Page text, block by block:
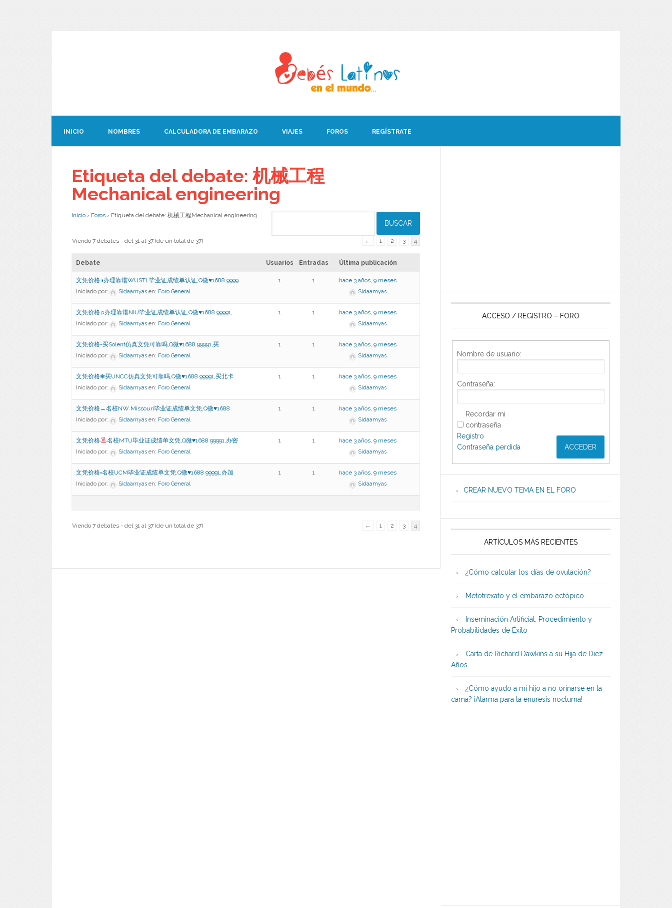
INICIO NOMBRES CALCULADORA DE EMBARAZO VIAJES FOROS REGÍSTRATE
Etiqueta del debate: 机械工程
Mechanical engineering
Inicio › Foros › Etiqueta del debate: 机械工程Mechanical engineering
Viendo 7 debates - del 31 al 37 (de un total de 37) ← 1 2 3 4
Debate Usuarios Entradas Última publicación
文凭价格◑办理靠谱WUSTL毕业证成绩单认证,Q微♥1688 9999
Iniciado por: Sidaamyas en: Foro General
1 1 hace 3 años, 9 meses
Sidaamyas
文凭价格♫办理靠谱NIU毕业证成绩单认证,Q微♥1688 99991,
Iniciado por: Sidaamyas en: Foro General
1 1 hace 3 años, 9 meses
Sidaamyas
文凭价格-买Solent仿真文凭可靠吗,Q微♥1688 99991,买
Iniciado por: Sidaamyas en: Foro General
1 1 hace 3 años, 9 meses
Sidaamyas
文凭价格❃买UNCC仿真文凭可靠吗,Q微♥1688 99991,买北卡
Iniciado por: Sidaamyas en: Foro General
1 1 hace 3 años, 9 meses
Sidaamyas
文凭价格↔名校NW Missouri毕业证成绩单文凭,Q微♥1688
Iniciado por: Sidaamyas en: Foro General
1 1 hace 3 años, 9 meses
Sidaamyas
文凭价格 名校MTU毕业证成绩单文凭,Q微♥1688 99991,办密
Iniciado por: Sidaamyas en: Foro General
1 1 hace 3 años, 9 meses
Sidaamyas
文凭价格◦名校UCM毕业证成绩单文凭,Q微♥1688 99991,办加
Iniciado por: Sidaamyas en: Foro General
1 1 hace 3 años, 9 meses
Sidaamyas
Viendo 7 debates - del 31 al 37 (de un total de 37) ← 1 2 3 4
ACCESO / REGISTRO – FORO
Nombre de usuario:
Contraseña:
Recordar mi
contraseña
ACCEDER
Registro
Contraseña perdida
CREAR NUEVO TEMA EN EL FORO
ARTÍCULOS MÁS RECIENTES
¿Cómo calcular los días de ovulación?
Metotrexato y el embarazo ectópico
Inseminación Artificial: Procedimiento y
Probabilidades de Éxito
Carta de Richard Dawkins a su Hija de Diez
Años
¿Cómo ayudo a mi hijo a no orinarse en la
cama? ¡Alarma para la enuresis nocturna!